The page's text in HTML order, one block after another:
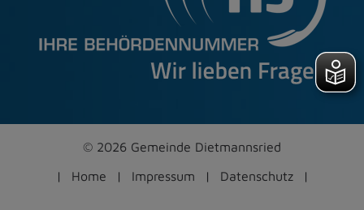
© 2026 Gemeinde Dietmannsried
Home
Impressum Datenschutz